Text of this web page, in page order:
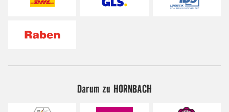
Darum zu HORNBACH